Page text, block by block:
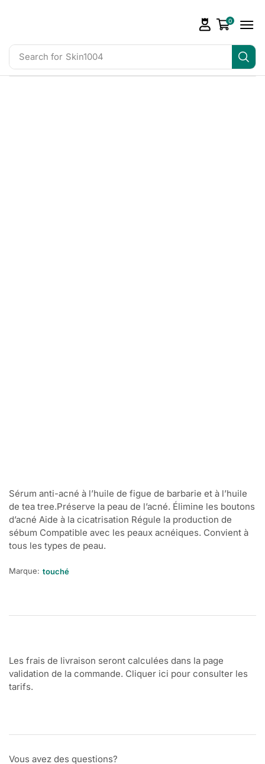
Search for Skin1004
0
Sérum anti-acné à l’huile de figue de barbarie et à l’huile
de tea tree.Préserve la peau de l’acné. Élimine les boutons
d’acné Aide à la cicatrisation Régule la production de
sébum Compatible avec les peaux acnéiques. Convient à
tous les types de peau.
Marque: touché
Les frais de livraison seront calculées dans la page
validation de la commande. Cliquer ici pour consulter les
tarifs.
Vous avez des questions?